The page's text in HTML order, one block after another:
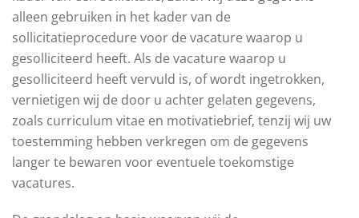
alleen gebruiken in het kader van de
sollicitatieprocedure voor de vacature waarop u
gesolliciteerd heeft. Als de vacature waarop u
gesolliciteerd heeft vervuld is, of wordt ingetrokken,
vernietigen wij de door u achter gelaten gegevens,
zoals curriculum vitae en motivatiebrief, tenzij wij uw
toestemming hebben verkregen om de gegevens
langer te bewaren voor eventuele toekomstige
vacatures.